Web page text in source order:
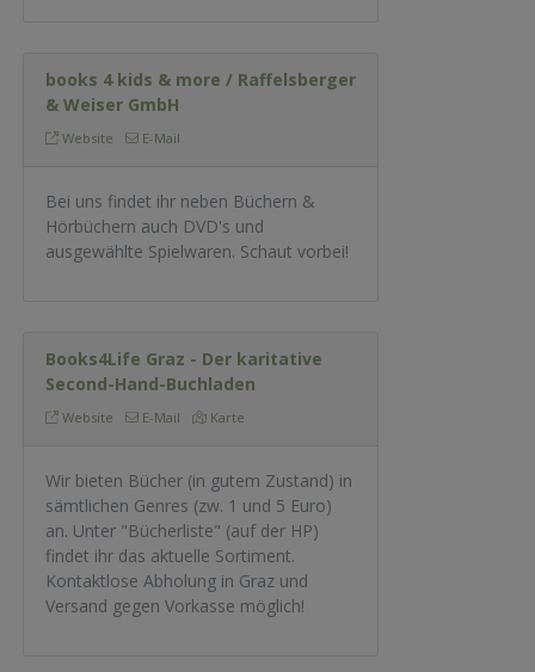
books 4 kids & more / Raffelsberger
& Weiser GmbH
Website E-Mail
Bei uns findet ihr neben Büchern &
Hörbüchern auch DVD's und
ausgewählte Spielwaren. Schaut vorbei!
Books4Life Graz - Der karitative
Second-Hand-Buchladen
Website E-Mail Karte
Wir bieten Bücher (in gutem Zustand) in
sämtlichen Genres (zw. 1 und 5 Euro)
an. Unter "Bücherliste" (auf der HP)
findet ihr das aktuelle Sortiment.
Kontaktlose Abholung in Graz und
Versand gegen Vorkasse möglich!